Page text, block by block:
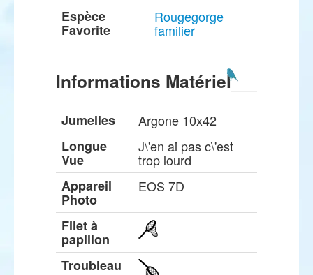
Espèce
Favorite
Rougegorge
familier
Informations Matériel
Jumelles
Argone 10x42
Longue
Vue
J\'en ai pas c\'est
trop lourd
Appareil
Photo
EOS 7D
Filet à
papillon
Troubleau